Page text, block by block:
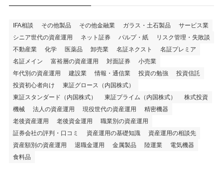
IFA相談 その他製品 その他金融業 ガラス・土石製品
サービス業
シニア世代の資産運用
ネット証券 パルプ・紙
リスク管理・失敗談
不動産業
化学 医薬品 卸売業 名証ネクスト
名証プレミア
名証メイン
富裕層の資産運用 対面証券
小売業
年代別の資産運用
建設業 情報・通信業 投資の勉強
投資信託
投資初心者向け
東証グロース（内国株式）
東証スタンダード（内国株式）
東証プライム（内国株式）
株式投資
機械
法人の資産運用 現役世代の資産運用
精密機器
老後資産運用
老後資金運用
職業別の資産運用
証券会社の評判・口コミ
資産運用の基礎知識
資産運用の相談先
資産額別の資産運用
退職金運用 金属製品 陸運業
電気機器
食料品